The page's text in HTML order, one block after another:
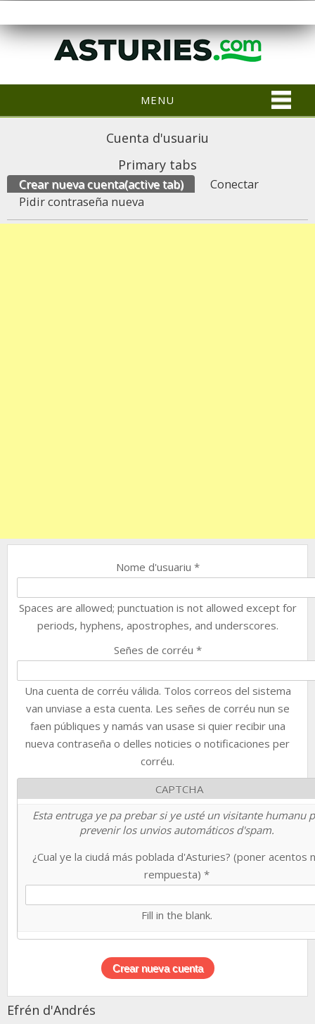
MENU
Cuenta d'usuariu
Primary tabs
Crear nueva cuenta(active tab)
Conectar
Pidir contraseña nueva
Nome d'usuariu *
Spaces are allowed; punctuation is not allowed except for
periods, hyphens, apostrophes, and underscores.
Señes de corréu *
Una cuenta de corréu válida. Tolos correos del sistema
van unviase a esta cuenta. Les señes de corréu nun se
faen públiques y namás van usase si quier recibir una
nueva contraseña o delles noticies o notificaciones per
corréu.
CAPTCHA
Esta entruga ye pa prebar si ye usté un visitante humanu
prevenir los unvios automáticos d'spam.
¿Cual ye la ciudá más poblada d'Asturies? (poner acentos
rempuesta) *
Fill in the blank.
Efrén d'Andrés